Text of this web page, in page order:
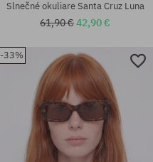
univerzálna veľkosť
Slnečné okuliare Santa Cruz Luna
61,90 €42,90 €
-33%